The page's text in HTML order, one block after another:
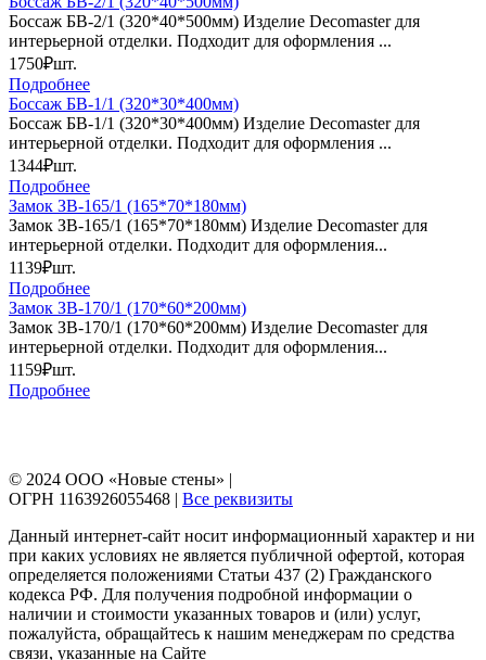
Боссаж БВ-2/1 (320*40*500мм) Изделие Decomaster для
интерьерной отделки. Подходит для оформления ...
1750₽шт.
Подробнее
Боссаж БВ-1/1 (320*30*400мм)
Боссаж БВ-1/1 (320*30*400мм) Изделие Decomaster для
интерьерной отделки. Подходит для оформления ...
1344₽шт.
Подробнее
Замок ЗВ-165/1 (165*70*180мм)
Замок ЗВ-165/1 (165*70*180мм) Изделие Decomaster для
интерьерной отделки. Подходит для оформления...
1139₽шт.
Подробнее
Замок ЗВ-170/1 (170*60*200мм)
Замок ЗВ-170/1 (170*60*200мм) Изделие Decomaster для
интерьерной отделки. Подходит для оформления...
1159₽шт.
Подробнее
© 2024 ООО «Новые стены» |
ОГРН 1163926055468 | Все реквизиты
Данный интернет-сайт носит информационный характер и ни
при каких условиях не является публичной офертой, которая
определяется положениями Статьи 437 (2) Гражданского
кодекса РФ. Для получения подробной информации о
наличии и стоимости указанных товаров и (или) услуг,
пожалуйста, обращайтесь к нашим менеджерам по средства
связи, указанные на Сайте